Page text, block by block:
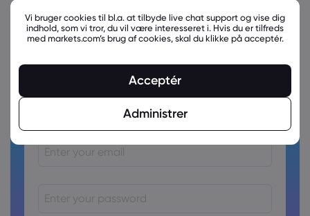
Ready to trade?
Create an account!
Vi bruger cookies til bl.a. at tilbyde live chat support og vise dig
indhold, som vi tror, du vil være interesseret i. Hvis du er tilfreds
med markets.com’s brug af cookies, skal du klikke på acceptér.
Acceptér
Administrer